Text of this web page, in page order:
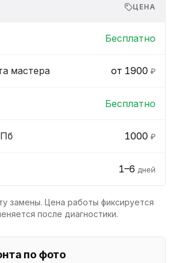
ЦЕНА
Бесплатно
мастера от 1900 ₽
Бесплатно
1000 ₽
1–6 дней
замены. Цена работы фиксируется
после диагностики.
по фото